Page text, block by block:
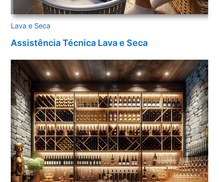
Lava e Seca
Assistência Técnica Lava e Seca